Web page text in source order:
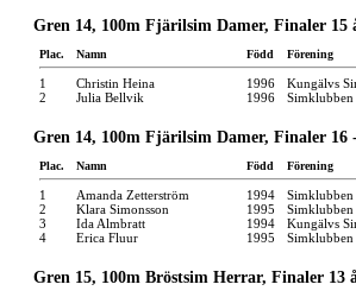
Gren 14, 100m Fjärilsim Damer, Finaler 15
Plac. Namn Född Förening
1 Christin Heina 1996
Kungälvs
2
Julia Bellvik 1996 Simklubben
Gren 14, 100m Fjärilsim Damer, Finaler 16
Plac. Namn Född Förening
1 Amanda Zetterström 1994
Simklubben
2
Klara Simonsson 1995
Simklubben
3
Ida Almbratt 1994
Kungälvs
4
Erica Fluur 1995
Gren 15, 100m Bröstsim Herrar, Finaler 13